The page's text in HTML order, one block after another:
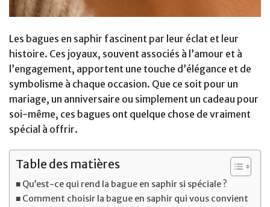
Les bagues en saphir fascinent par leur éclat et leur
histoire. Ces joyaux, souvent associés à l’amour et à
l’engagement, apportent une touche d’élégance et de
symbolisme à chaque occasion. Que ce soit pour un
mariage, un anniversaire ou simplement un cadeau pour
soi-même, ces bagues ont quelque chose de vraiment
spécial à offrir.
Table des matières
Qu’est-ce qui rend la bague en saphir si spéciale ?
Comment choisir la bague en saphir qui vous convient